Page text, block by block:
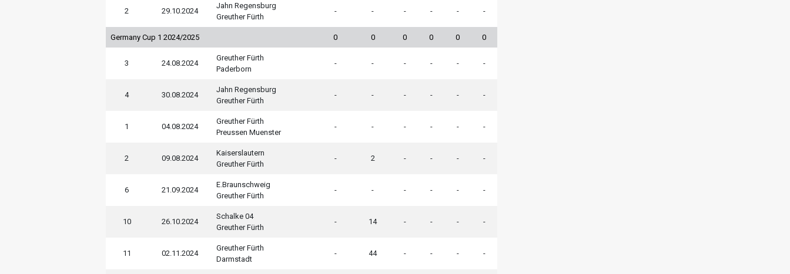
2 29.10.2024
Jahn Regensburg
Greuther Fürth
- - - - - -
Germany Cup 1 2024/2025 0 0 0 0 0 0
3 24.08.2024
Greuther Fürth
Paderborn
- - - - - -
4 30.08.2024
Jahn Regensburg
Greuther Fürth
- - - - - -
1 04.08.2024
Greuther Fürth
Preussen Muenster
- - - - - -
2 09.08.2024
Kaiserslautern
Greuther Fürth
- 2 - - - -
6 21.09.2024
E.Braunschweig
Greuther Fürth
- - - - - -
10 26.10.2024
Schalke 04
Greuther Fürth
- 14 - - - -
11 02.11.2024
Greuther Fürth
Darmstadt
- 44 - - - -